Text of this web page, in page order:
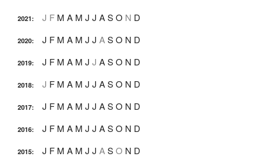
2021: J F M A M J J ASO N D
2020: J F M A M J J ASO N D
2019: J F M A M J J ASO N D
2018: J F M A M J J ASO N D
2017: J F M A M J J ASO N D
2016: J F M A M J J ASO N D
2015: J F M A M J J ASO N D